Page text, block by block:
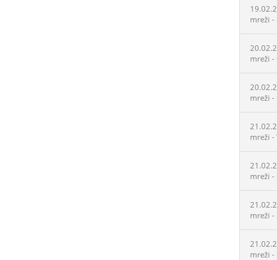
mreži -
mreži -
mreži -
mreži -
mreži
mreži -
mreži -